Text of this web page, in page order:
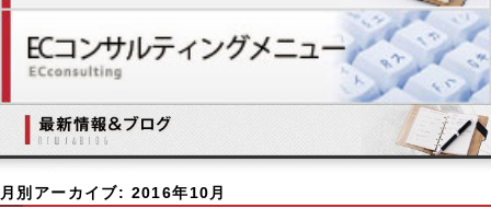
月別アーカイブ: 2016年10月